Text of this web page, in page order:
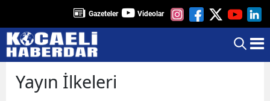
Gazeteler Videolar
Yayın İlkeleri